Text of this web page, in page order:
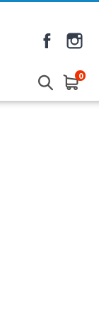
0